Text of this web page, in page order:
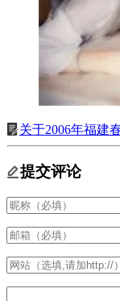
提交评论
关于2006年福建